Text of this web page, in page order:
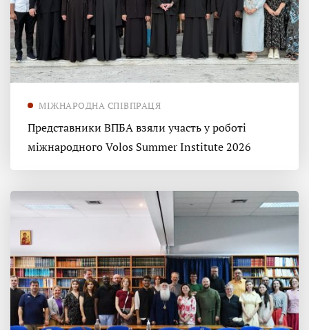
МІЖНАРОДНА СПІВПРАЦЯ
Представники ВПБА взяли участь у роботі
міжнародного Volos Summer Institute 2026